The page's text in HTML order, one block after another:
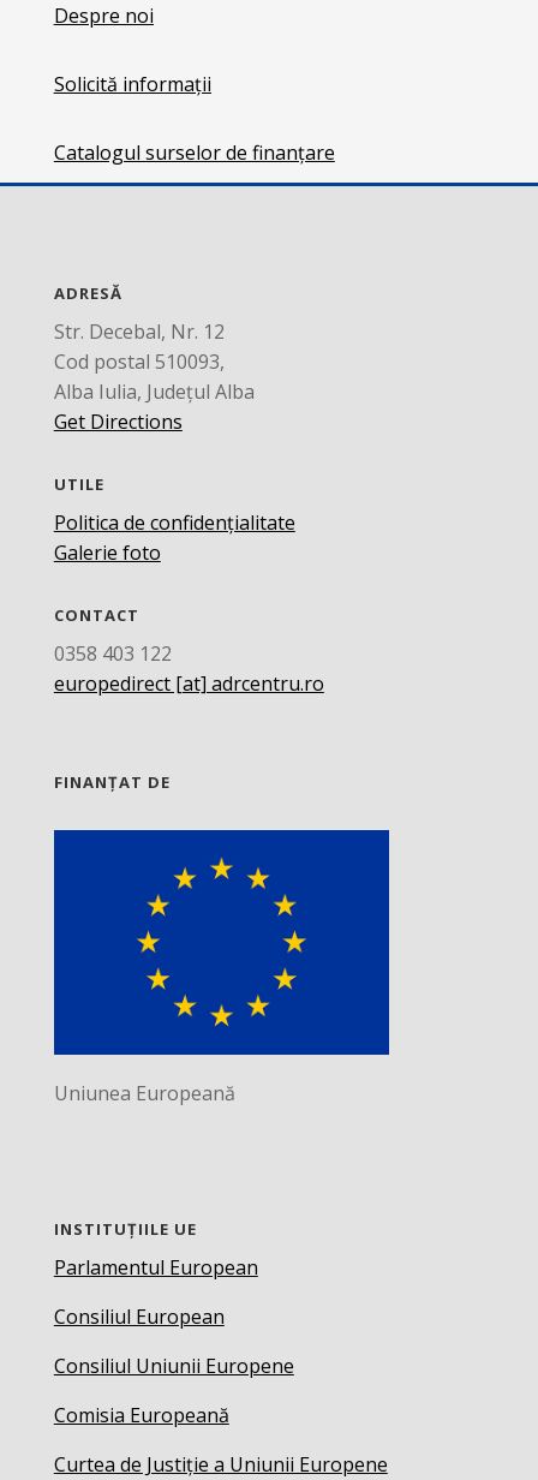
Despre noi
Solicită informații
Catalogul surselor de finanțare
ADRESĂ
Str. Decebal, Nr. 12
Cod postal 510093,
Alba Iulia, Județul Alba
Get Directions
UTILE
Politica de confidențialitate
Galerie foto
CONTACT
0358 403 122
europedirect [at] adrcentru.ro
FINANȚAT DE
Uniunea Europeană
INSTITUȚIILE UE
Parlamentul European
Consiliul European
Consiliul Uniunii Europene
Comisia Europeană
Curtea de Justiție a Uniunii Europene